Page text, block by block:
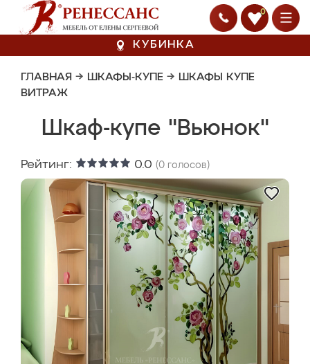
0
КУБИНКА
ГЛАВНАЯ → ШКАФЫ-КУПЕ → ШКАФЫ КУПЕ
ВИТРАЖ
Шкаф-купе "Вьюнок"
Рейтинг: 0.0 (0 голосов)